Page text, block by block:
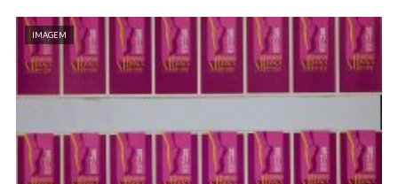
IMAGEM